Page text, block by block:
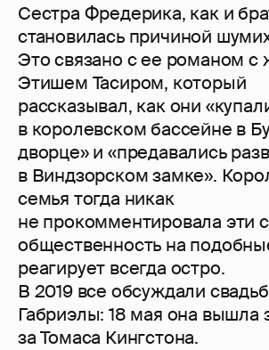
Сестра Фредерика, как и
становилась причиной
Это связано с ее романом с
Этишем Тасиром, который
рассказывал, как они
в королевском бассейне в
дворце» и «предавались
в Виндзорском замке».
семья тогда никак
не прокомментировала эти
общественность на
реагирует всегда остро.
В 2019 все обсуждали
Габриэлы: 18 мая она вышла
за Томаса Кингстона.